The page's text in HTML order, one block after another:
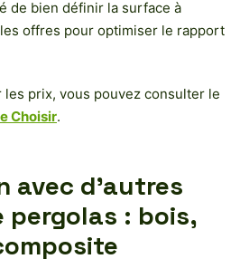
de bien définir la surface à
offres pour optimiser le rapport
prix, vous pouvez consulter le
Choisir.
avec d’autres
pergolas : bois,